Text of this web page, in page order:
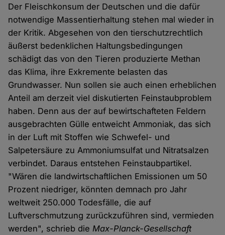
Der Fleischkonsum der Deutschen und die dafür
notwendige Massentierhaltung stehen mal wieder in
der Kritik. Abgesehen von den tierschutzrechtlich
äußerst bedenklichen Haltungsbedingungen
schädigt das von den Tieren produzierte Methan
das Klima, ihre Exkremente belasten das
Grundwasser. Nun sollen sie auch einen erheblichen
Anteil am derzeit viel diskutierten Feinstaubproblem
haben. Denn aus der auf bewirtschafteten Feldern
ausgebrachten Gülle entweicht Ammoniak, das sich
in der Luft mit Stoffen wie Schwefel- und
Salpetersäure zu Ammoniumsulfat und Nitratsalzen
verbindet. Daraus entstehen Feinstaubpartikel.
"Wären die landwirtschaftlichen Emissionen um 50
Prozent niedriger, könnten demnach pro Jahr
weltweit 250.000 Todesfälle, die auf
Luftverschmutzung zurückzuführen sind, vermieden
werden", schrieb dieMax-Planck-Gesellschaft